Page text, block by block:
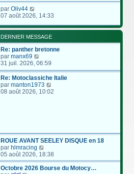
par Oliv44
07 août 2026, 14:33
DERNIER MESSAGE
Re: panther bretonne
par manx69
o
n
s
u
l
e
r
n
e
31 juil. 2026, 06:59
Re: Motoclassiche Italie
par manton1973
o
e
r
e
d
e
08 août 2026, 10:02
ROUE AVANT SEELEY DISQUE en 18
par hlmracing
o
n
s
05 août 2026, 18:38
Octobre 2026 Bourse du Motocy…